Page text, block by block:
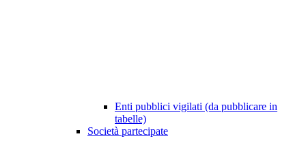
Enti pubblici vigilati (da pubblicare in
tabelle)
Società partecipate